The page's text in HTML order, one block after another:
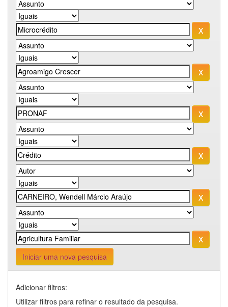
Iniciar uma nova pesquisa
Adicionar filtros:
Utilizar filtros para refinar o resultado da pesquisa.